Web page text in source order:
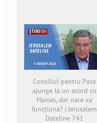
Consiliul pentru Pace
ajunge la un acord cu
Hamas, dar oare va
funcționa? | Jerusalem
Dateline 741